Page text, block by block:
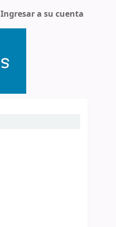
Ingresar a su cuenta